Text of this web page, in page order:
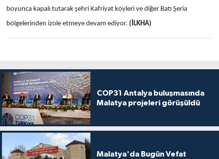
boyunca kapalı tutarak şehri Kafriyat köyleri ve diğer Batı Şeria
bölgelerinden izole etmeye devam ediyor. (İLKHA)
COP31 Antalya buluşmasında
Malatya projeleri görüşüldü
Malatya'da Bugün Vefat